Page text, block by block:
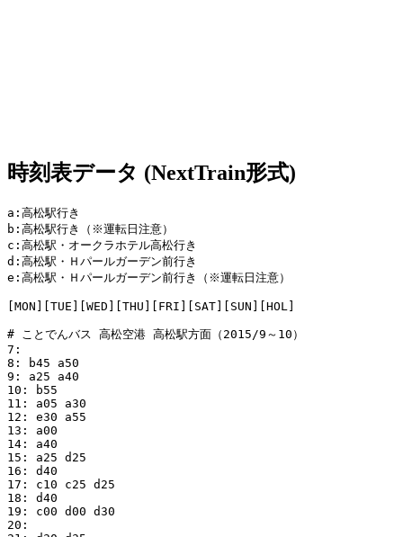
時刻表データ (NextTrain形式)
a:高松駅行き
b:高松駅行き（※運転日注意）
c:高松駅・オークラホテル高松行き
d:高松駅・Ｈパールガーデン前行き
e:高松駅・Ｈパールガーデン前行き（※運転日注意）
[MON][TUE][WED][THU][FRI][SAT][SUN][HOL]
# ことでんバス 高松空港 高松駅方面（2015/9～10）
7:
8: b45 a50
9: a25 a40
10: b55
11: a05 a30
12: e30 a55
13: a00
14: a40
15: a25 d25
16: d40
17: c10 c25 d25
18: d40
19: c00 d00 d30
20: